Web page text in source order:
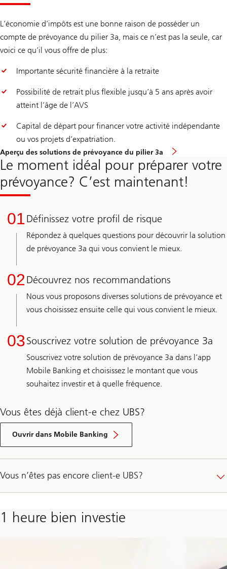
L’économie d’impôts est une bonne raison de posséder un
compte de prévoyance du pilier 3a, mais ce n’est pas la seule, car
voici ce qu’il vous offre de plus:
Importante sécurité financière à la retraite
Possibilité de retrait plus flexible jusqu’à 5 ans après avoir
atteint l’âge de l’AVS
Capital de départ pour financer votre activité indépendante
ou vos projets d’expatriation.
Aperçu des solutions de prévoyance du pilier 3a
Le moment idéal pour préparer votre
prévoyance? C’est maintenant!
01Définissez votre profil de risque
Répondez à quelques questions pour découvrir la solution
de prévoyance 3a qui vous convient le mieux.
02Découvrez nos recommandations
Nous vous proposons diverses solutions de prévoyance et
vous choisissez ensuite celle qui vous convient le mieux.
03Souscrivez votre solution de prévoyance 3a
Souscrivez votre solution de prévoyance 3a dans l’app
Mobile Banking et choisissez le montant que vous
souhaitez investir et à quelle fréquence.
Vous êtes déjà client-e chez UBS?
Ouvrir dans Mobile Banking
E-
Banking
Vous n’êtes pas encore client-e UBS?
1 heure bien investie